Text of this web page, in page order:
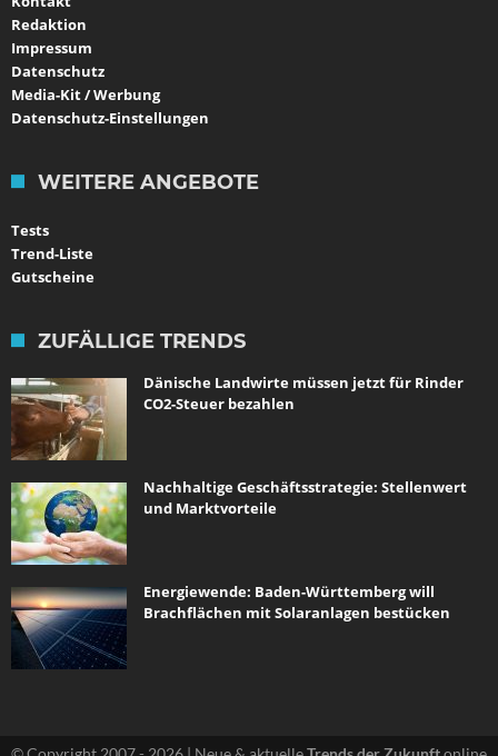
Redaktion
Impressum
Datenschutz
Media-Kit / Werbung
Datenschutz-Einstellungen
WEITERE ANGEBOTE
Tests
Trend-Liste
Gutscheine
ZUFÄLLIGE TRENDS
Dänische Landwirte müssen jetzt für Rinder
CO2-Steuer bezahlen
Nachhaltige Geschäftsstrategie: Stellenwert
und Marktvorteile
Energiewende: Baden-Württemberg will
Brachflächen mit Solaranlagen bestücken